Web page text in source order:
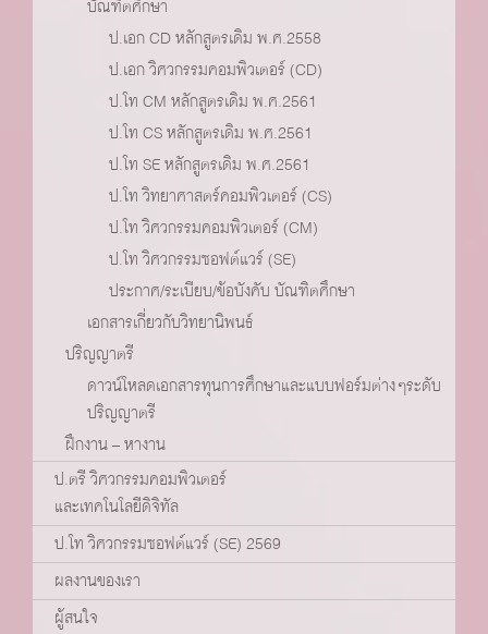
บัณฑิตศึกษา
ป.เอก CD หลักสูตรเดิม พ.ศ.2558
ป.เอก วิศวกรรมคอมพิวเตอร์ (CD)
ป.โท CM หลักสูตรเดิม พ.ศ.2561
ป.โท CS หลักสูตรเดิม พ.ศ.2561
ป.โท SE หลักสูตรเดิม พ.ศ.2561
ป.โท วิทยาศาสตร์คอมพิวเตอร์ (CS)
ป.โท วิศวกรรมคอมพิวเตอร์ (CM)
ป.โท วิศวกรรมซอฟต์แวร์ (SE)
ประกาศ/ระเบียบ/ข้อบังคับ บัณฑิตศึกษา
เอกสารเกี่ยวกับวิทยานิพนธ์
ปริญญาตรี
ดาวน์โหลดเอกสารทุนการศึกษาและแบบฟอร์มต่างๆระดับ
ปริญญาตรี
ฝึกงาน – หางาน
ป.ตรี วิศวกรรมคอมพิวเตอร์
และเทคโนโลยีดิจิทัล
ป.โท วิศวกรรมซอฟต์แวร์ (SE) 2569
ผลงานของเรา
ผู้สนใจ